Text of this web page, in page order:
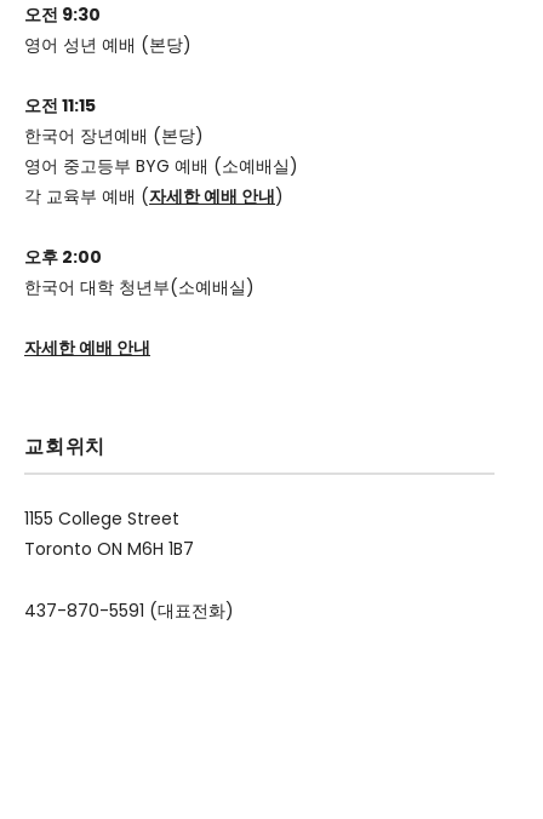
오전 9:30
영어 성년 예배 (본당)
오전 11:15
한국어 장년예배 (본당)
영어 중고등부 BYG 예배 (소예배실)
각 교육부 예배 (자세한 예배 안내)
오후 2:00
한국어 대학 청년부(소예배실)
자세한 예배 안내
교회위치
1155 College Street
Toronto ON M6H 1B7
437-870-5591 (대표전화)